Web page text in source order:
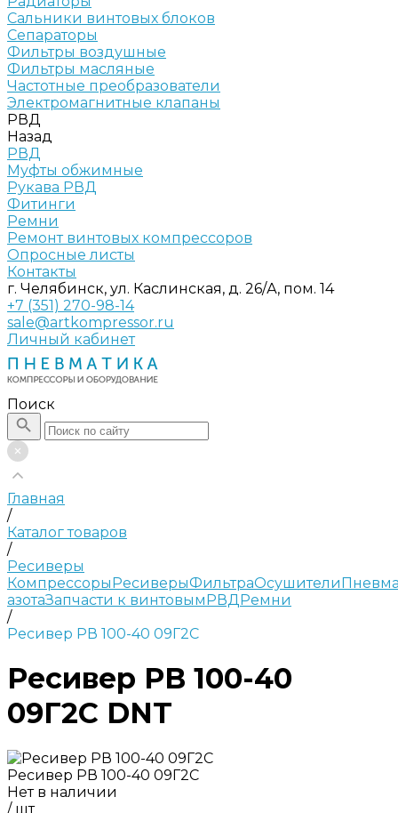
Сальники винтовых блоков
Сепараторы
Фильтры воздушные
Фильтры масляные
Частотные преобразователи
Электромагнитные клапаны
РВД
Назад
РВД
Муфты обжимные
Рукава РВД
Фитинги
Ремни
Ремонт винтовых компрессоров
Опросные листы
Контакты
г. Челябинск, ул. Каслинская, д. 26/А, пом. 14
+7 (351) 270-98-14
sale@artkompressor.ru
Личный кабинет
Поиск
Главная
/
Каталог товаров
/
Ресиверы
КомпрессорыРесиверыФильтраОсушители
азотаЗапчасти к винтовымРВДРемни
/
Ресивер РВ 100-40 09Г2С
Ресивер РВ 100-40
09Г2С DNT
Ресивер РВ 100-40 09Г2С
Нет в наличии
/ шт